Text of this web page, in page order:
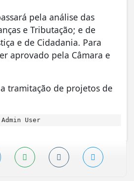
pela análise das
e Tributação; e de
e de Cidadania. Para
aprovado pela Câmara e
tramitação de projetos de
Admin User